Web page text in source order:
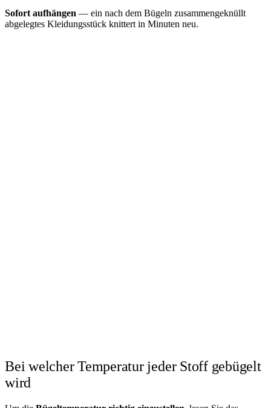
Sofort aufhängen — ein nach dem Bügeln zusammengeknüllt
abgelegtes Kleidungsstück knittert in Minuten neu.
Bei welcher Temperatur jeder Stoff gebügelt
wird